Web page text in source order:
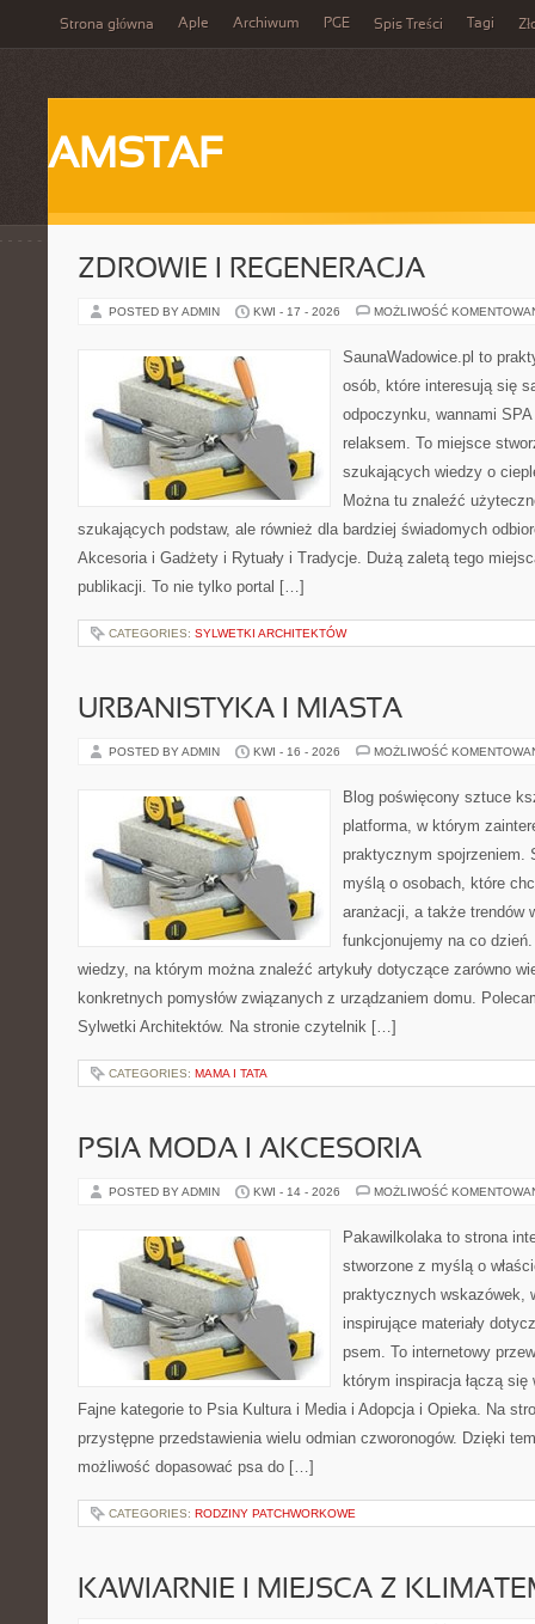
Strona główna Aple Archiwum PGE Spis Treści Tagi
AMSTAF
ZDROWIE I REGENERACJA
POSTED BY ADMIN KWI - 17 - 2026 MOŻLIWOŚĆ
SaunaWadowice.pl to
osób, które interesują się
odpoczynku, wannami
relaksem. To miejsce
szukających wiedzy o
Można tu znaleźć
szukających podstaw, ale również dla bardziej świadomych
Akcesoria i Gadżety i Rytuały i Tradycje. Dużą zaletą tego
publikacji. To nie tylko portal […]
CATEGORIES: SYLWETKI ARCHITEKTÓW
URBANISTYKA I MIASTA
POSTED BY ADMIN KWI - 16 - 2026 MOŻLIWOŚĆ
Blog poświęcony sztuce
platforma, w którym
praktycznym spojrzeniem.
myślą o osobach, które
aranżacji, a także trendów
funkcjonujemy na co
wiedzy, na którym można znaleźć artykuły dotyczące zarówno
konkretnych pomysłów związanych z urządzaniem domu.
Sylwetki Architektów. Na stronie czytelnik […]
CATEGORIES: MAMA I TATA
PSIA MODA I AKCESORIA
POSTED BY ADMIN KWI - 14 - 2026 MOŻLIWOŚĆ
Pakawilkolaka to strona
stworzone z myślą o
praktycznych wskazówek,
inspirujące materiały
psem. To internetowy
którym inspiracja łączą się
Fajne kategorie to Psia Kultura i Media i Adopcja i Opieka. Na
przystępne przedstawienia wielu odmian czworonogów. Dzięki
możliwość dopasować psa do […]
CATEGORIES: RODZINY PATCHWORKOWE
KAWIARNIE I MIEJSCA Z